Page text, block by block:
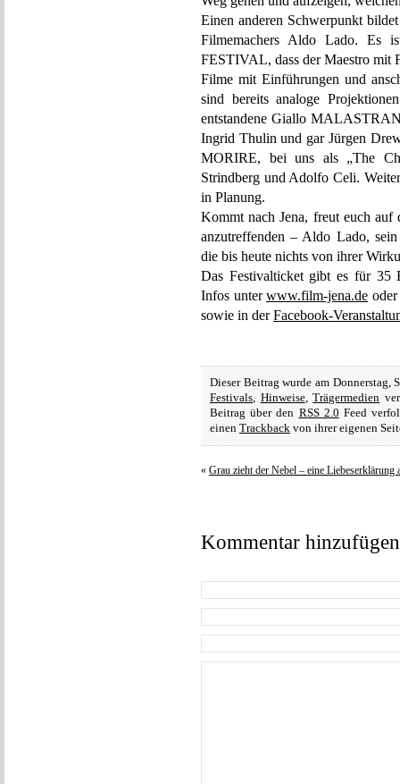
Einen anderen Schwerpunkt
Filmemachers Aldo Lado. Es
FESTIVAL, dass der Maestro mit
Filme mit Einführungen und
sind bereits analoge
entstandene Giallo
Ingrid Thulin und gar Jürgen
MORIRE, bei uns als „The
Strindberg und Adolfo Celi.
in Planung.
Kommt nach Jena, freut euch auf
anzutreffenden – Aldo Lado,
die bis heute nichts von ihrer
Das Festivalticket gibt es für 35
Infos unterwww.film-jena.de
sowie in derFacebook-
Dieser Beitrag wurde am Donnerstag,
Festivals, Hinweise,Trägermedien
Beitrag über den RSS 2.0 Feed
einen Trackback von ihrer eigenen
« Grau zieht der Nebel – eine
Kommentar hinzufügen